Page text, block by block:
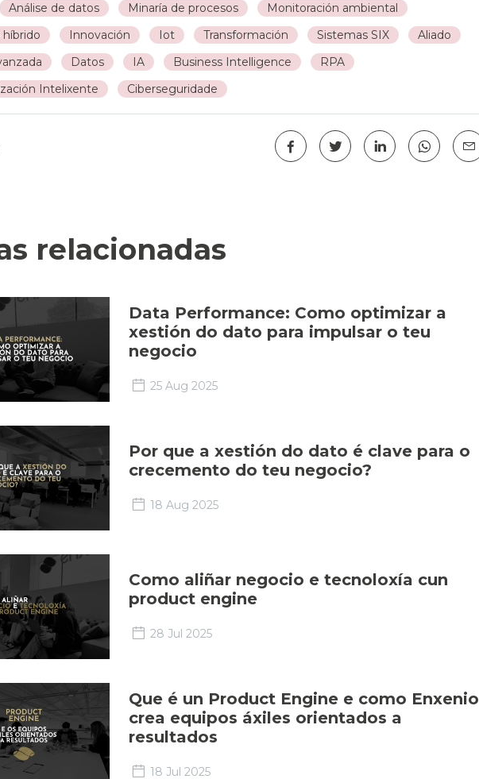
Análise de datos Minaría de procesos
Monitoración ambiental
Innovación Iot Transformación Sistemas SIX
Aliado
Datos IA Business Intelligence
RPA
Intelixente
Ciberseguridade
relacionadas
Data Performance: Como optimizar a
xestión do dato para impulsar o teu
negocio
25 Aug 2025
Por que a xestión do dato é clave para o
crecemento do teu negocio?
18 Aug 2025
Como aliñar negocio e tecnoloxía cun
product engine
28 Jul 2025
Que é un Product Engine e como Enxenio
crea equipos áxiles orientados a
resultados
18 Jul 2025